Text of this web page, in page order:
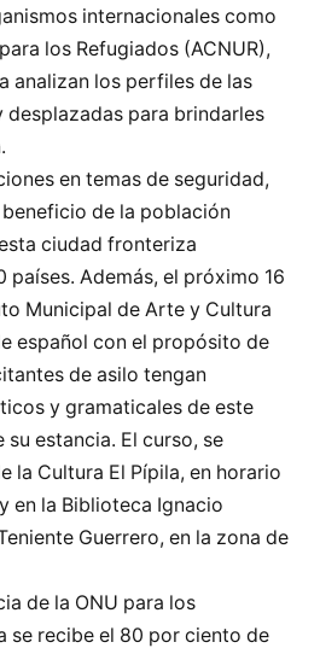
internacionales como
los Refugiados (ACNUR),
analizan los perfiles de las
desplazadas para brindarles
en temas de seguridad,
de la población
ciudad fronteriza
países. Además, el próximo 16
Municipal de Arte y Cultura
español con el propósito de
de asilo tengan
y gramaticales de este
estancia. El curso, se
la Cultura El Pípila, en horario
en la Biblioteca Ignacio
Guerrero, en la zona de
de la ONU para los
se recibe el 80 por ciento de